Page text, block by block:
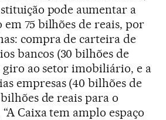
pode aumentar a
75 bilhões de reais, por
compra de carteira de
bancos (30 bilhões de
giro ao setor imobiliário, e a
empresas (40 bilhões de
de reais para o
Caixa tem amplo espaço